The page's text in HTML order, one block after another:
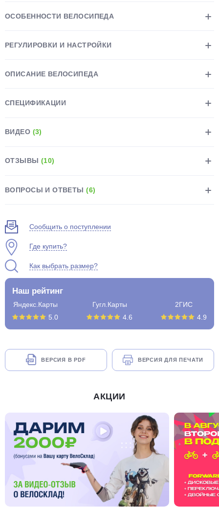
ОСОБЕННОСТИ ВЕЛОСИПЕДА
РЕГУЛИРОВКИ И НАСТРОЙКИ
ОПИСАНИЕ ВЕЛОСИПЕДА
СПЕЦИФИКАЦИИ
ВИДЕО (3)
ОТЗЫВЫ (10)
ВОПРОСЫ И ОТВЕТЫ(6)
Сообщить о поступлении
Где купить?
Как выбрать размер?
Наш рейтинг
Яндекс.Карты
5.0
Гугл.Карты
4.6
2ГИС
4.9
ВЕРСИЯ В PDF ВЕРСИЯ ДЛЯ ПЕЧАТИ
АКЦИИ